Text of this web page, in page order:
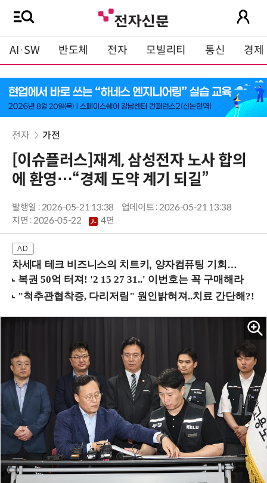
AI·SW 반도체 전자 모빌리티 통신 경제
전자 가전
[이슈플러스]재계, 삼성전자 노사 합의
에 환영…“경제 도약 계기 되길”
발행일 : 2026-05-21 13:38
업데이트 : 2026-05-21 13:38
지면 :2026-05-22 4면
차세대 테크 비즈니스의 치트키, 양자컴퓨팅 기회를 선점하라! (8/28 강남역)